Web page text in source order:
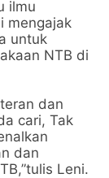
ilmu
mengajak
untuk
NTB di
dan
cari, Tak
dan
Leni.